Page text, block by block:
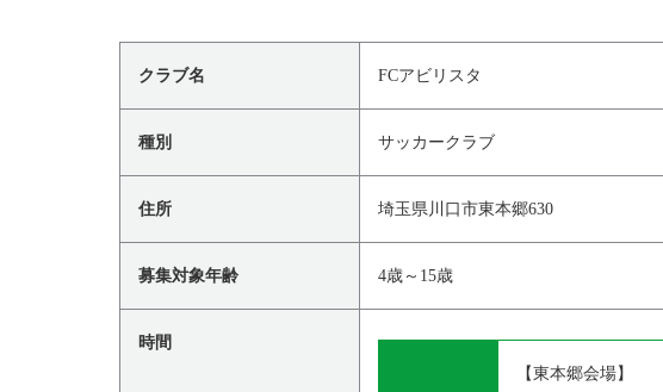
クラブ名 FCアビリスタ
種別 サッカークラブ
住所 埼玉県川口市東本郷630
募集対象年齢 4歳～15歳
時間
【東本郷会場】